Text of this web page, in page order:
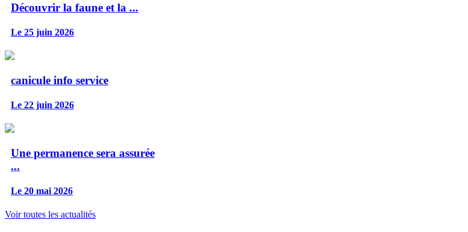
Découvrir la faune et la ...
Le 25 juin 2026
canicule info service
Le 22 juin 2026
Une permanence sera assurée
...
Le 20 mai 2026
Voir toutes les actualités